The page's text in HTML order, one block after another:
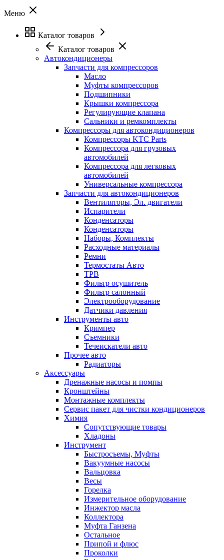
Меню
Каталог товаров
Каталог товаров
Автокондиционеры
Запчасти для компрессоров
Масло
Муфты компрессоров
Подшипники
Крышки компрессора
Регулирующие клапана
Сальники и ремкомплекты
Компрессоры для автокондиционеров
Компрессоры KTC Parts
Компрессора для грузовых
автомобилей
Компрессора для легковых
автомобилей
Универсальные компрессора
Запчасти для автокондиционеров
Вентиляторы, Эл. двигатели
Испарители
Конденсаторы
Конденсаторы
Наборы, Комплекты
Расходные материалы
Ремни
Термостаты Авто
ТРВ
Фильтр осушитель
Фильтр салонный
Электрооборудование
Датчики давления
Инструменты авто
Кримпер
Съемники
Течеискатели авто
Прочее авто
Радиаторы
Аксессуары
Дренажные насосы и помпы
Кронштейны
Монтажные комплекты
Сервис пакет для чистки кондиционеров
Химия
Сопутствующие товары
Хладоны
Инструмент
Быстросъемы, Муфты
Вакуумные насосы
Вальцовка
Весы
Горелка
Измерительное оборудование
Инжектор масла
Коллектора
Муфта Ганзена
Остальное
Припой и флюс
Проколки